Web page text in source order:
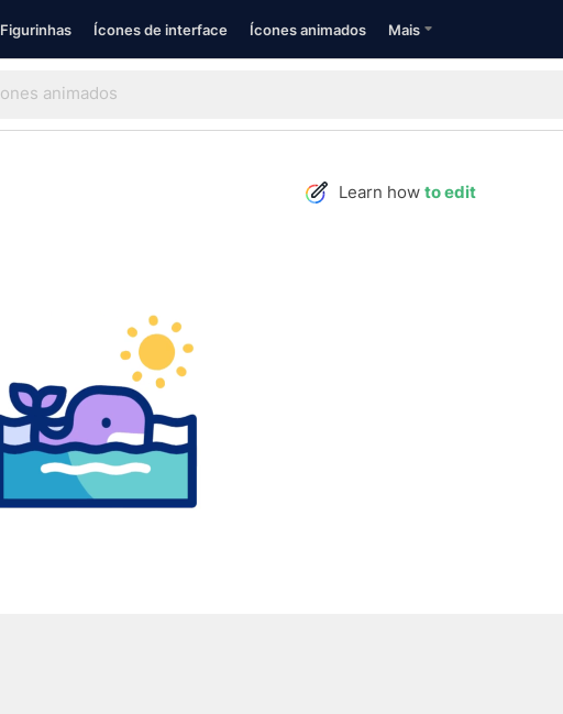
Figurinhas Ícones de interface Ícones animados Mais
Learn how to edit